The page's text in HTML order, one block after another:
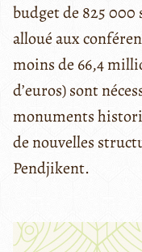
budget de 825 000
alloué aux
moins de 66,4
d’euros) sont
monuments
de nouvelles
Pendjikent.